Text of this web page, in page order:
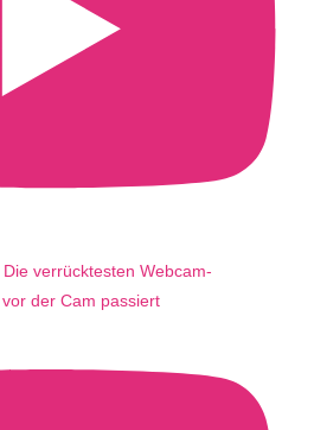
Die verrücktesten Webcam-
der Cam passiert